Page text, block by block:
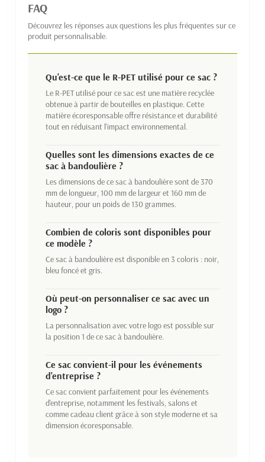
FAQ
Découvrez les réponses aux questions les plus fréquentes sur ce
produit personnalisable.
Qu'est-ce que le R-PET utilisé pour ce sac ?
Le R-PET utilisé pour ce sac est une matière recyclée
obtenue à partir de bouteilles en plastique. Cette
matière écoresponsable offre résistance et durabilité
tout en réduisant l'impact environnemental.
Quelles sont les dimensions exactes de ce
sac à bandoulière ?
Les dimensions de ce sac à bandoulière sont de 370
mm de longueur, 100 mm de largeur et 160 mm de
hauteur, pour un poids de 130 grammes.
Combien de coloris sont disponibles pour
ce modèle ?
Ce sac à bandoulière est disponible en 3 coloris : noir,
bleu foncé et gris.
Où peut-on personnaliser ce sac avec un
logo ?
La personnalisation avec votre logo est possible sur
la position 1 de ce sac à bandoulière.
Ce sac convient-il pour les événements
d'entreprise ?
Ce sac convient parfaitement pour les événements
d'entreprise, notamment les festivals, salons et
comme cadeau client grâce à son style moderne et sa
dimension écoresponsable.